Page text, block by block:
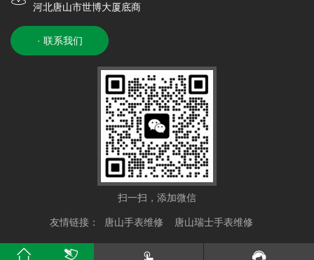
河北唐山市世博大厦底商
· 联系我们
扫一扫，添加微信
友情链接： 唐山手表维修 唐山瑞士手表维修